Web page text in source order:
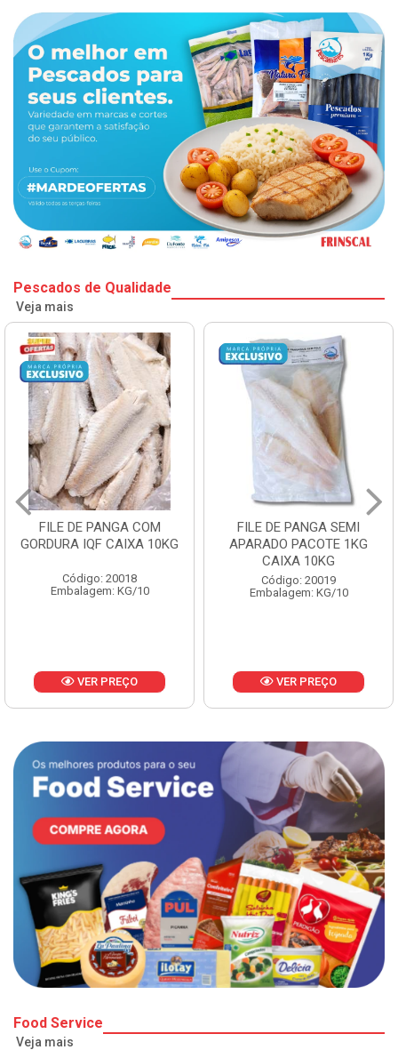
Pescados de Qualidade
Veja mais
FILE DE PANGA SEMI
APARADO PACOTE 1KG
Código: 20019
Embalagem: KG/10
VER PREÇO
POLACA DESFIADA
PESCAMARES PCT5KG
CX10KG
Código: 20161
Embalagem: KG/10
VER PREÇO
Food Service
Veja mais